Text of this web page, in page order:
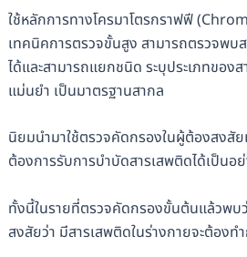
ใช้หลักการทางโครมาโตรกราฟฟี
เทคนิคการตรวจขั้นสูง สามารถตรวจพ
ได้และสามารถแยกชนิด ระบุประเภทของ
แม่นยำ เป็นมาตรฐานสากล
นิยมนำมาใช้ตรวจคัดกรองในผู้ต้องสงสัย
ต้องการรับการบำบัดสารเสพติดได้เป็นอ
ทั้งนี้ในรายที่ตรวจคัดกรองขั้นต้นแล้วพบ
สงสัยว่า มีสารเสพติดในร่างกายจะต้อง